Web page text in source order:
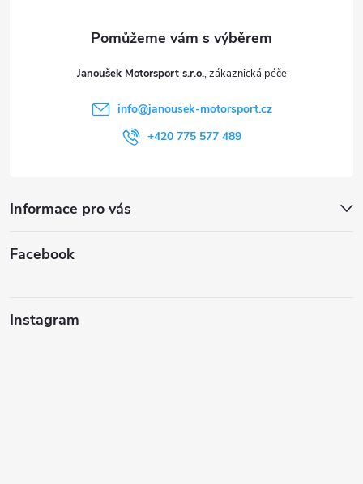
Janoušek Motorsport s.r.o.
info@janousek-motorsport.cz
+420 775 577 489
Informace pro vás
Facebook
Instagram